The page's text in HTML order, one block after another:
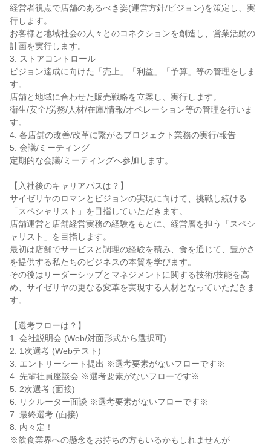
経営者視点で店舗のあるべき姿(運営方針/ビジョン)を策定し、実
行します。
お客様と地域社会の人々とのコネクションを創造し、営業活動の
計画を実行します。
3. ストアコントロール
ビジョン達成に向けた「売上」「利益」「予算」等の管理をしま
す。
店舗と地域に合わせた販売戦略を立案し、実行します。
衛生/安全/労務/人材/在庫/情報/オペレーション等の管理を行いま
す。
4. 各店舗の改善/改革に繋がるプロジェクト業務の実行/報告
5. 会議/ミーティング
定期的な会議/ミーティングへ参加します。
【入社後のキャリアパスは？】
サイゼリヤのロマンとビジョンの実現に向けて、挑戦し続ける
「スペシャリスト」を目指していただきます。
店舗運営と店舗経営実務の経験をもとに、経営層を担う「スペシ
ャリスト」を目指します。
最初は店舗でサービスと調理の経験を積み、食を通じて、豊かさ
を提供する私たちのビジネスの本質を学びます。
その後はリーダーシップとマネジメントに関する技術/技能を高
め、サイゼリヤの更なる変革を実現する人材となっていただきま
す。
【選考フローは？】
1. 会社説明会 (Web/対面形式から選択可)
2. 1次選考 (Webテスト)
3. エントリーシート提出 ※選考要素がないフローです※
4. 先輩社員座談会 ※選考要素がないフローです※
5. 2次選考 (面接)
6. リクルーター面談 ※選考要素がないフローです※
7. 最終選考 (面接)
8. 内々定！
※飲食業界への懸念をお持ちの方もいるかもしれませんが